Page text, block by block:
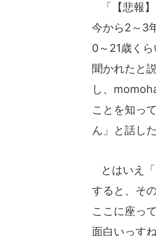
「【悲報
今から2～3
0～21歳く
聞かれたと
し、
ことを知っ
ん」と話した
とはいえ「
すると、そ
ここに座っ
面白いっす